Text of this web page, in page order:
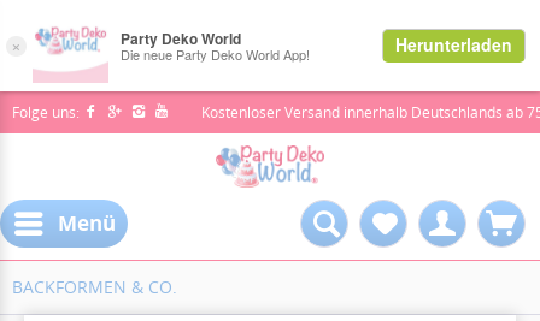
Folge uns: Kostenloser Versand innerhalb Deutschlands ab
Menü
BACKFORMEN & CO.